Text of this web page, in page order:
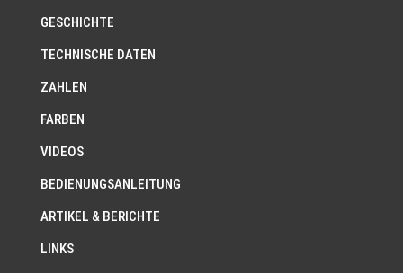
GESCHICHTE
TECHNISCHE DATEN
ZAHLEN
FARBEN
VIDEOS
BEDIENUNGSANLEITUNG
ARTIKEL & BERICHTE
LINKS